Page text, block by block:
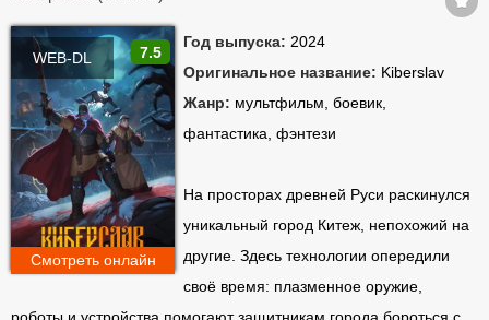
7.5
WEB-DL
Год выпуска: 2024
Оригинальное название: Kiberslav
Жанр: мультфильм, боевик,
фантастика, фэнтези
На просторах древней Руси раскинулся
уникальный город Китеж, непохожий на
другие. Здесь технологии опередили
своё время: плазменное оружие,
Смотреть онлайн